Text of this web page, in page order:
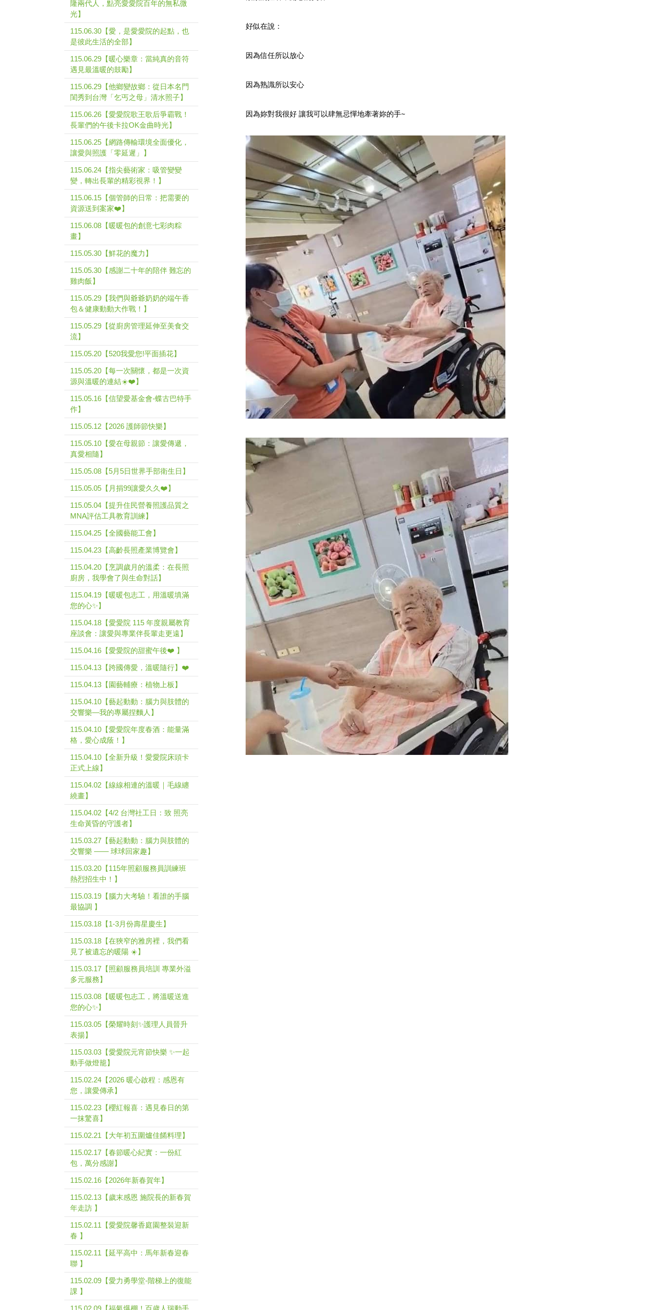
	好似在說：
	因為信任所以放心
	因為熟識所以安心
	因為妳對我很好 讓我可以肆無忌憚地牽著妳的手~
隆兩代人，點亮愛愛院百年的無私微
光】
115.06.30【愛，是愛愛院的起點，也
是彼此生活的全部】
115.06.29【暖心樂章：當純真的音符
遇見最溫暖的鼓勵】
115.06.29【他鄉變故鄉：從日本名門
閨秀到台灣「乞丐之母」清水照子】
115.06.26【愛愛院歌王歌后爭霸戰！
長輩們的午後卡拉OK金曲時光】
115.06.25【網路傳輸環境全面優化，
讓愛與照護「零延遲」】
115.06.24【指尖藝術家：吸管變變
變，轉出長輩的精彩視界！】
115.06.15【個管師的日常：把需要的
資源送到案家❤️】
115.06.08【暖暖包的創意七彩肉粽
畫】
115.05.30【鮮花的魔力】
115.05.30【感謝二十年的陪伴 難忘的
雞肉飯】
115.05.29【我們與爺爺奶奶的端午香
包＆健康動動大作戰！】
115.05.29【從廚房管理延伸至美食交
流】
115.05.20【520我愛您!平面插花】
115.05.20【每一次關懷，都是一次資
源與溫暖的連結☀️❤️】
115.05.16【信望愛基金會-蝶古巴特手
作】
115.05.12【2026 護師節快樂】
115.05.10【愛在母親節：讓愛傳遞，
真愛相隨】
115.05.08【5月5日世界手部衛生日】
115.05.05【月捐99讓愛久久❤️】
115.05.04【提升住民營養照護品質之
MNA評估工具教育訓練】
115.04.25【全國藝能工會】
115.04.23【高齡長照產業博覽會】
115.04.20【烹調歲月的溫柔：在長照
廚房，我學會了與生命對話】
115.04.19【暖暖包志工，用溫暖填滿
您的心✨】
115.04.18【愛愛院 115 年度親屬教育
座談會：讓愛與專業伴長輩走更遠】
115.04.16【愛愛院的甜蜜午後❤️ 】
115.04.13【跨國傳愛，溫暖隨行】❤️
115.04.13【園藝輔療：植物上板】
115.04.10【藝起動動：腦力與肢體的
交響樂—我的專屬捏麵人】
115.04.10【愛愛院年度春酒：能量滿
格，愛心成蔭！】
115.04.10【全新升級！愛愛院床頭卡
正式上線】
115.04.02【線線相連的溫暖｜毛線纏
繞畫】
115.04.02【4/2 台灣社工日：致 照亮
生命黃昏的守護者】
115.03.27【藝起動動：腦力與肢體的
交響樂 —— 球球回家趣】
115.03.20【115年照顧服務員訓練班
熱烈招生中！】
115.03.19【腦力大考驗！看誰的手腦
最協調 】
115.03.18【1-3月份壽星慶生】
115.03.18【在狹窄的雅房裡，我們看
見了被遺忘的暖陽 ☀️】
115.03.17【照顧服務員培訓 專業外溢
多元服務】
115.03.08【暖暖包志工，將溫暖送進
您的心✨】
115.03.05【榮耀時刻✨護理人員晉升
表揚】
115.03.03【愛愛院元宵節快樂 ✨一起
動手做燈籠】
115.02.24【2026 暖心啟程：感恩有
您，讓愛傳承】
115.02.23【櫻紅報喜：遇見春日的第
一抹驚喜】
115.02.21【大年初五圍爐佳餚料理】
115.02.17【春節暖心紀實：一份紅
包，萬分感謝】
115.02.16【2026年新春賀年】
115.02.13【歲末感恩 施院長的新春賀
年走訪 】
115.02.11【愛愛院馨香庭園整裝迎新
春 】
115.02.11【延平高中：馬年新春迎春
聯 】
115.02.09【愛力勇學堂-階梯上的復能
課 】
115.02.09【福氣爆棚！百歲人瑞動手